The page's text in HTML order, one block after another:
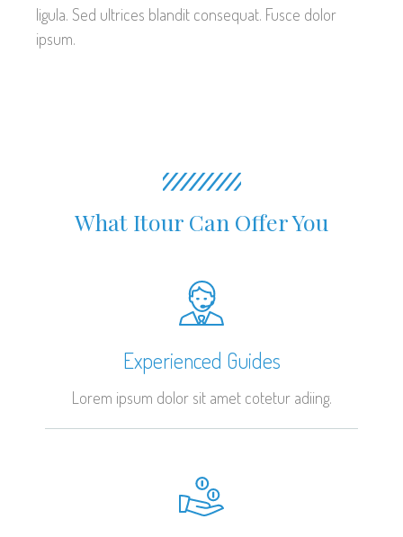
ligula. Sed ultrices blandit consequat. Fusce dolor
ipsum.
What Itour Can Offer You
Experienced Guides
Lorem ipsum dolor sit amet cotetur adiing.